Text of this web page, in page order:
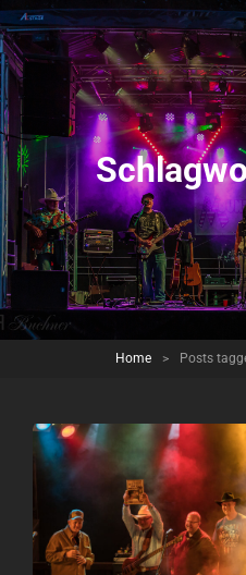
Mountaineros
Countrymusic Aus Der Oberpfalz
Home > Posts